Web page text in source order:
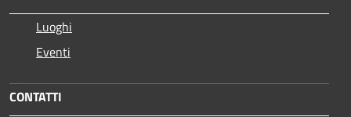
Luoghi
Eventi
CONTATTI